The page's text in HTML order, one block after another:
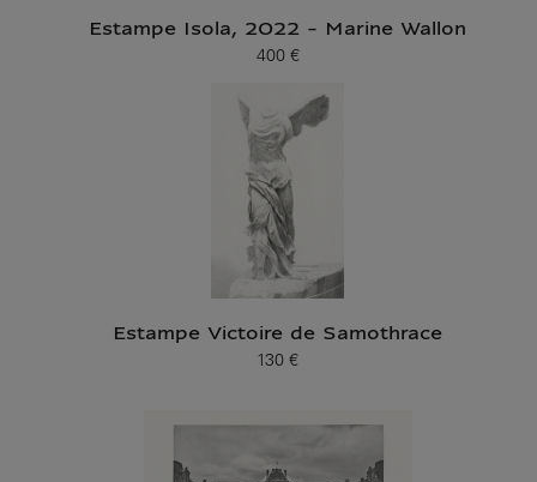
Estampe Isola, 2022 - Marine Wallon
Prix ​​actuel
400 €
Estampe Victoire de Samothrace
Prix ​​actuel
130 €